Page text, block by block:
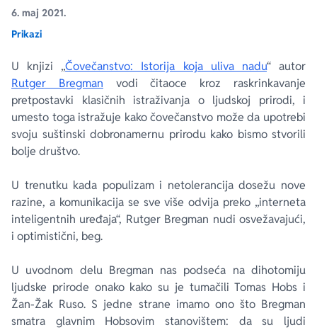
6. maj 2021.
Prikazi
U knjizi „Čovečanstvo: Istorija koja uliva nadu“ autor
Rutger Bregman vodi čitaoce kroz raskrinkavanje
pretpostavki klasičnih istraživanja o ljudskoj prirodi, i
umesto toga istražuje kako čovečanstvo može da upotrebi
svoju suštinski dobronamernu prirodu kako bismo stvorili
bolje društvo.
U trenutku kada populizam i netolerancija dosežu nove
razine, a komunikacija se sve više odvija preko „interneta
inteligentnih uređaja“, Rutger Bregman nudi osvežavajući,
i optimistični, beg.
U uvodnom delu Bregman nas podseća na dihotomiju
ljudske prirode onako kako su je tumačili Tomas Hobs i
Žan-Žak Ruso. S jedne strane imamo ono što Bregman
smatra glavnim Hobsovim stanovištem: da su ljudi
Ekranizovane knjige
Za poklon
E-knjige
Autori
Poezija
Lični razvoj i popularna psihologija
Biografija
Bojan Ljubenović
Dejan Tiago-Stanković
Milica Jakovljević Mir-Jam
Peter Handke
Harlan Koben
Elif Šafak